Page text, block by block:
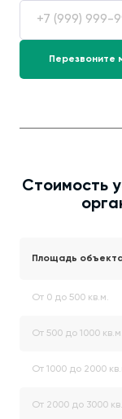
Стоимость
Площадь
От 0 до 500 кв.м.
От 500 до 1000 кв.м.
От 1000 до 2000
От 2000 до 3000